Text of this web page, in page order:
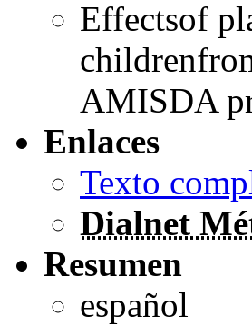
Effectsof
AMISDA
Enlaces
Texto
Dialnet
Resumen
español